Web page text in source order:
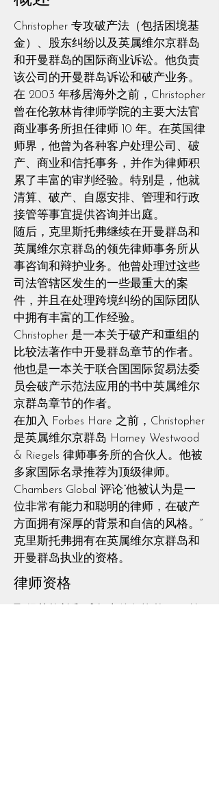
Christopher 专攻破产法（包括困境基
金）、股东纠纷以及英属维尔京群岛
和开曼群岛的国际商业诉讼。他负责
该公司的开曼群岛诉讼和破产业务。
在 2003 年移居海外之前，Christopher
曾在伦敦林肯律师学院的主要大法官
商业事务所担任律师 10 年。在英国律
师界，他曾为各种客户处理公司、破
产、商业和信托事务，并作为律师积
累了丰富的审判经验。特别是，他就
清算、破产、自愿安排、管理和行政
接管等事宜提供咨询并出庭。
随后，克里斯托弗继续在开曼群岛和
英属维尔京群岛的领先律师事务所从
事咨询和辩护业务。他曾处理过这些
司法管辖区发生的一些最重大的案
件，并且在处理跨境纠纷的国际团队
中拥有丰富的工作经验。
Christopher 是一本关于破产和重组的
比较法著作中开曼群岛章节的作者。
他也是一本关于联合国国际贸易法委
员会破产示范法应用的书中英属维尔
京群岛章节的作者。
在加入 Forbes Hare 之前，Christopher
是英属维尔京群岛 Harney Westwood
& Riegels 律师事务所的合伙人。他被
多家国际名录推荐为顶级律师。
Chambers Global 评论“他被认为是一
位非常有能力和聪明的律师，在破产
方面拥有深厚的背景和自信的风格。”
克里斯托弗拥有在英属维尔京群岛和
开曼群岛执业的资格。
律师资格